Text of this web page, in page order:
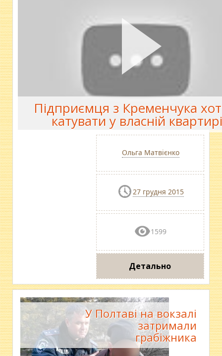
Підприємця з Кременчука
катувати у власній квартирі
Ольга Матвієнко
27 грудня 2015
1599
Детально
У Полтаві на вокзалі
затримали
грабіжника